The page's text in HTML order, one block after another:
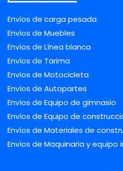
Envíos de carga pesada
Envíos de Muebles
Envíos de Línea blanca
Envíos de Tarima
Envíos de Motocicleta
Envíos de Autopartes
Envíos de Equipo de gimnasio
Envíos de Equipo de
Envíos de Materiales de
Envíos de Maquinaria y equipo